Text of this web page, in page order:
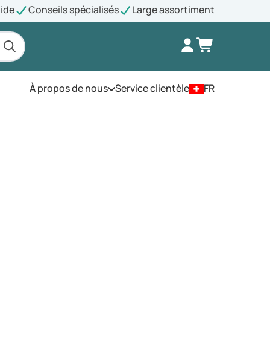
Conseils spécialisés Large assortiment
À propos de nousOuvrez le menu
Service clientèle FR